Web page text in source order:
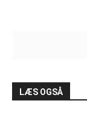
LÆS OGSÅ